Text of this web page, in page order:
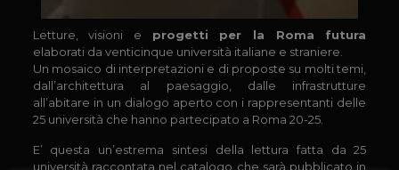
Letture, visioni e progetti per la Roma futura
elaborati da venticinque università italiane e straniere.
Un mosaico di interpretazioni e di proposte su molti temi,
dall’architettura al paesaggio, dalle infrastrutture
all’abitare in un dialogo aperto con i rappresentanti delle
25 università che hanno partecipato a Roma 20-25.
E’ questa un’estrema sintesi della lettura fatta da 25
università raccontata nel catalogo che sarà pubblicato in